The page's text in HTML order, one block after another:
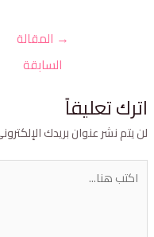
→المقالة
السابقة
تعليقاً
يتم نشر عنوان بريدك الإلكتروني.